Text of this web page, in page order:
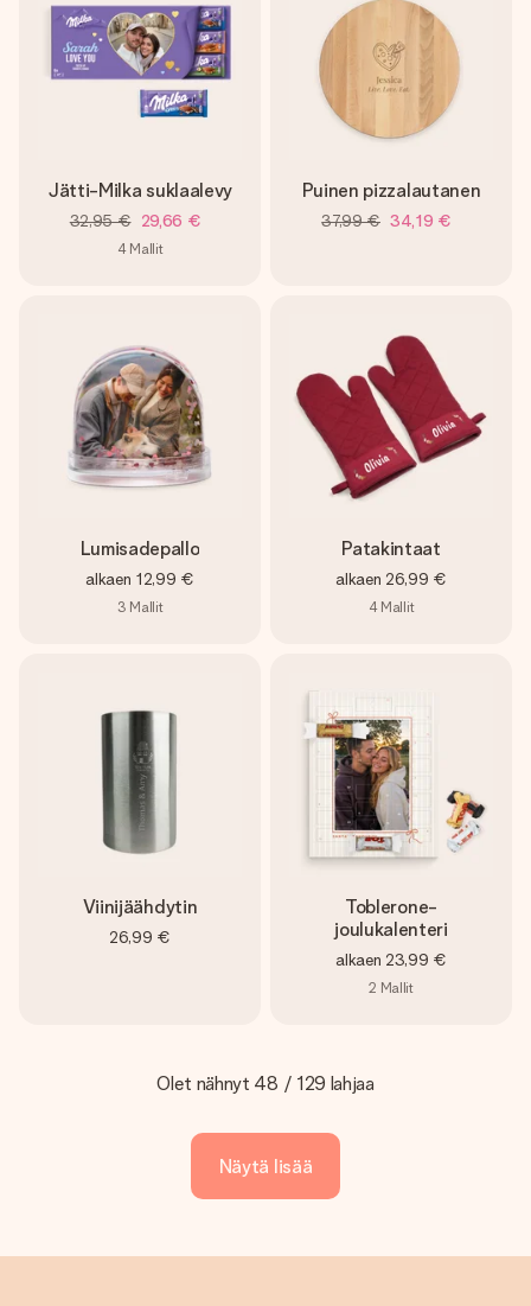
Jätti-Milka suklaalevy
32,95 € 29,66 €
4 Mallit
Puinen pizzalautanen
37,99 € 34,19 €
Lumisadepallo
alkaen 12,99 €
3 Mallit
Patakintaat
alkaen 26,99 €
4 Mallit
Viinijäähdytin
26,99 €
Toblerone-
joulukalenteri
alkaen 23,99 €
2 Mallit
Olet nähnyt 48 / 129 lahjaa
Näytä lisää